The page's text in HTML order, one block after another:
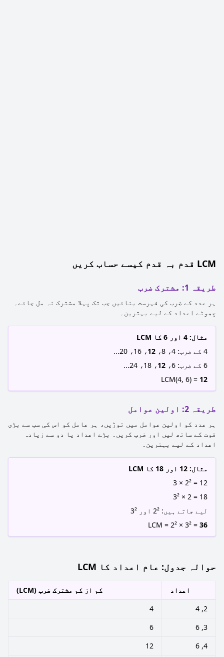
LCM قدم بہ قدم کیسے حساب کریں
طریقہ 1: مشترک ضرب
ہر عدد کے ضرب کی فہرست بنائیں جب تک پہلا مشترک نہ مل جائے۔
چھوٹے اعداد کے لیے بہترین۔
مثال: 4 اور 6 کا LCM
4 کے ضرب: 4، 8،
12، 16، 20...
6 کے ضرب: 6،
12، 18، 24...
LCM(4, 6) = 12
طریقہ 2: اولین عوامل
ہر عدد کو اولین عوامل میں توڑیں، ہر عامل کو اس کی سب سے بڑی
قوت کے ساتھ لیں اور ضرب کریں۔ بڑے اعداد یا دو سے زیادہ
اعداد کے لیے بہترین۔
مثال: 12 اور 18 کا LCM
12 = 2² × 3
18 = 2 × 3²
لیے جاتے ہیں: 2² اور 3²
LCM = 2² × 3² = 36
حوالہ جدول: عام اعداد کا LCM
اعداد
کم از کم مشترک ضرب (LCM)
2, 4
4
3, 6
6
4, 6
12